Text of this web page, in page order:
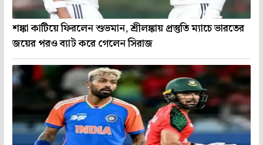
শঙ্কা কাটিয়ে ফিরলেন শুভমান, শ্রীলঙ্কায় প্রস্তুতি ম্যাচে ভারতের
জয়ের পরও ব্যাট করে গেলেন সিরাজ